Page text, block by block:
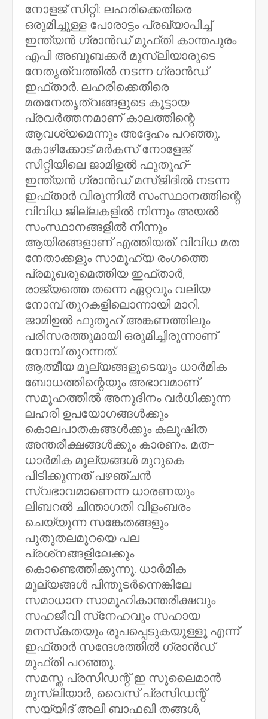
നോളജ് സിറ്റി: ലഹരിക്കെതിരെ
ഒരുമിച്ചുള്ള പോരാട്ടം പ്രഖ്യാപിച്ച്
ഇന്ത്യന്‍ ഗ്രാന്‍ഡ് മുഫ്തി കാന്തപുരം
എപി അബൂബക്കര്‍ മുസ്ലിയാരുടെ
നേതൃത്വത്തില്‍ നടന്ന ഗ്രാന്‍ഡ്
ഇഫ്താര്‍. ലഹരിക്കെതിരെ
മതനേതൃത്വങ്ങളുടെ കൂട്ടായ
പ്രവര്‍ത്തനമാണ് കാലത്തിന്റെ
ആവശ്യമെന്നും അദ്ദേഹം പറഞ്ഞു.
കോഴിക്കോട് മര്‍കസ് നോളേജ്
സിറ്റിയിലെ ജാമിഉല്‍ ഫുതൂഹ്-
ഇന്ത്യന്‍ ഗ്രാന്‍ഡ് മസ്ജിദില്‍ നടന്ന
ഇഫ്താര്‍ വിരുന്നില്‍ സംസ്ഥാനത്തിന്റെ
വിവിധ ജില്ലകളില്‍ നിന്നും അയല്‍
സംസ്ഥാനങ്ങളില്‍ നിന്നും
ആയിരങ്ങളാണ് എത്തിയത്. വിവിധ മത
നേതാക്കളും സാമൂഹ്യ രംഗത്തെ
പ്രമുഖരുമെത്തിയ ഇഫ്താര്‍,
രാജ്യത്തെ തന്നെ ഏറ്റവും വലിയ
നോമ്പ് തുറകളിലൊന്നായി മാറി.
ജാമിഉല്‍ ഫുതൂഹ് അങ്കണത്തിലും
പരിസരത്തുമായി ഒരുമിച്ചിരുന്നാണ്
നോമ്പ് തുറന്നത്.
ആത്മീയ മൂല്യങ്ങളുടെയും ധാര്‍മിക
ബോധത്തിന്റെയും അഭാവമാണ്
സമൂഹത്തില്‍ അനുദിനം വര്‍ധിക്കുന്ന
ലഹരി ഉപയോഗങ്ങള്‍ക്കും
കൊലപാതകങ്ങള്‍ക്കും കലുഷിത
അന്തരീക്ഷങ്ങള്‍ക്കും കാരണം. മത-
ധാര്‍മിക മൂല്യങ്ങള്‍ മുറുകെ
പിടിക്കുന്നത് പഴഞ്ചന്‍
സ്വഭാവമാണെന്ന ധാരണയും
ലിബറല്‍ ചിന്താഗതി വിളംബരം
ചെയ്യുന്ന സങ്കേതങ്ങളും
പുതുതലമുറയെ പല
പ്രശ്‌നങ്ങളിലേക്കും
കൊണ്ടെത്തിക്കുന്നു. ധാര്‍മിക
മൂല്യങ്ങള്‍ പിന്തുടര്‍ന്നെങ്കിലേ
സമാധാന സാമൂഹികാന്തരീക്ഷവും
സഹജീവി സ്‌നേഹവും സഹായ
മനസ്‌കതയും രൂപപ്പെടുകയുള്ളൂ എന്ന്
ഇഫ്താര്‍ സന്ദേശത്തില്‍ ഗ്രാന്‍ഡ്
മുഫ്തി പറഞ്ഞു.
സമസ്ത പ്രസിഡന്റ് ഇ സുലൈമാന്‍
മുസ്ലിയാര്‍, വൈസ് പ്രസിഡന്റ്
സയ്യിദ് അലി ബാഫഖി തങ്ങള്‍,